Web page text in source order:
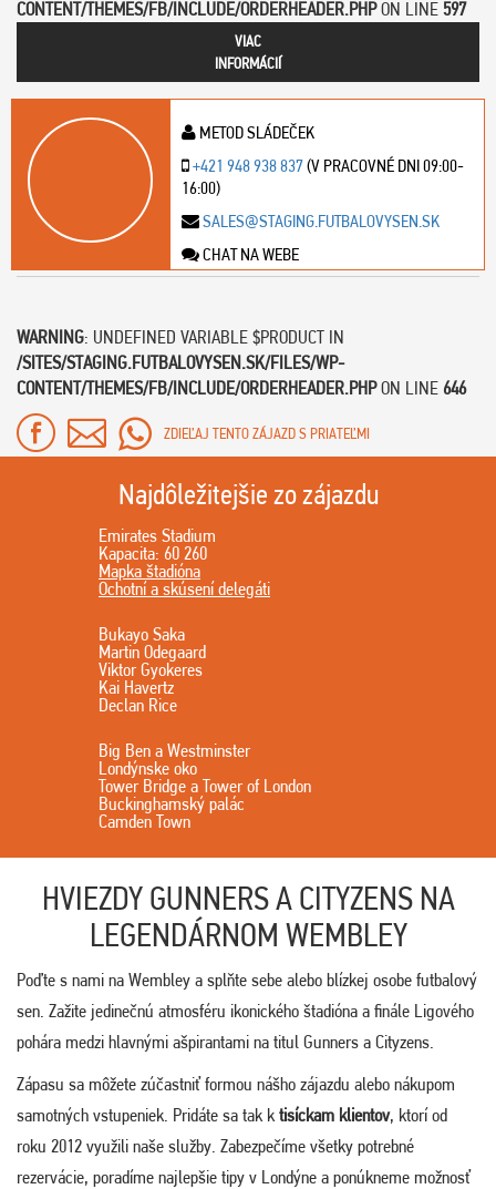
CONTENT/THEMES/FB/INCLUDE/ORDERHEADER.PHPON LINE 597
VIAC
INFORMÁCIÍ
METOD SLÁDEČEK
+421 948 938 837(V PRACOVNÉ DNI 09:00-
16:00)
SALES@STAGING.FUTBALOVYSEN.SK
CHAT NA WEBE
WARNING: UNDEFINED VARIABLE $PRODUCT IN
/SITES/STAGING.FUTBALOVYSEN.SK/FILES/WP-
CONTENT/THEMES/FB/INCLUDE/ORDERHEADER.PHPON LINE 646
ZDIEĽAJ TENTO ZÁJAZD S PRIATEĽMI
Najdôležitejšie zo zájazdu
Emirates Stadium
Kapacita: 60 260
Mapka štadióna
Ochotní a skúsení delegáti
Bukayo Saka
Martin Odegaard
Viktor Gyokeres
Kai Havertz
Declan Rice
Big Ben a Westminster
Londýnske oko
Tower Bridge a Tower of London
Buckinghamský palác
Camden Town
HVIEZDY GUNNERS A CITYZENS NA
LEGENDÁRNOM WEMBLEY
Poďte s nami na Wembley a splňte sebe alebo blízkej osobe futbalový
sen. Zažite jedinečnú atmosféru ikonického štadióna a finále Ligového
pohára medzi hlavnými ašpirantami na titul Gunners a Cityzens.
Zápasu sa môžete zúčastniť formou nášho zájazdu alebo nákupom
samotných vstupeniek. Pridáte sa tak ktisíckam klientov, ktorí od
roku 2012 využili naše služby. Zabezpečíme všetky potrebné
rezervácie, poradíme najlepšie tipy v Londýne a ponúkneme možnosť